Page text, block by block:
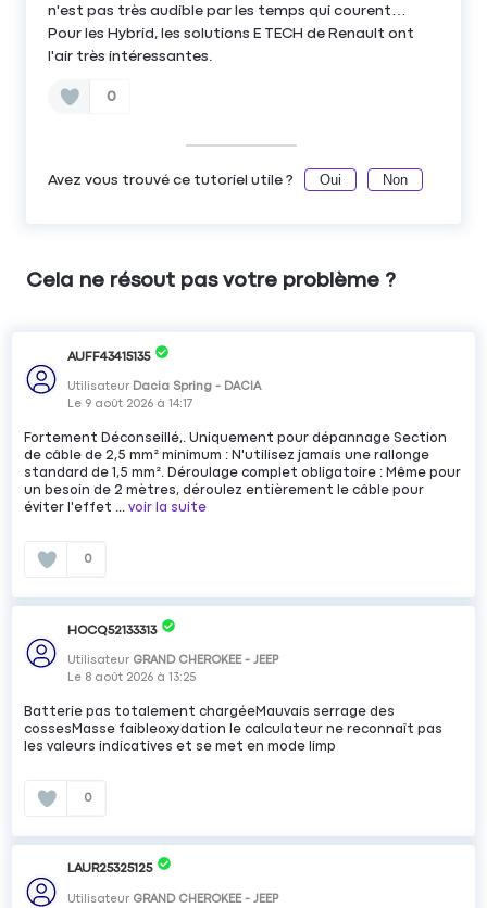
n'est pas très audible par les temps qui courent…
Pour les Hybrid, les solutions E TECH de Renault ont
l'air très intéressantes.
0
Avez vous trouvé ce tutoriel utile ? Oui Non
Cela ne résout pas votre problème ?
AUFF43415135
Utilisateur Dacia Spring - DACIA
Le 9 août 2026 à14:17
Fortement Déconseillé,. Uniquement pour dépannage Section
de câble de 2,5 mm² minimum : N'utilisez jamais une rallonge
standard de 1,5 mm². Déroulage complet obligatoire : Même pour
un besoin de 2 mètres, déroulez entièrement le câble pour
éviter l'effet ...voir la suite
0
HOCQ52133313
Utilisateur GRAND CHEROKEE - JEEP
Le 8 août 2026 à13:25
Batterie pas totalement chargéeMauvais serrage des
cossesMasse faibleoxydation le calculateur ne reconnaît pas
les valeurs indicatives et se met en mode limp
0
LAUR25325125
Utilisateur GRAND CHEROKEE - JEEP